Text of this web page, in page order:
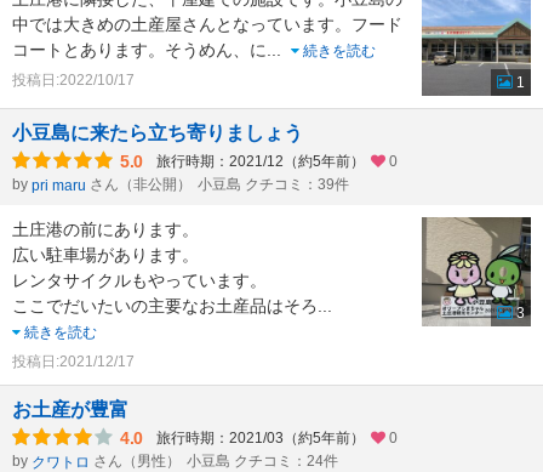
中では大きめの土産屋さんとなっています。フード
コートとあります。そうめん、に
続きを読む
投稿日:2022/10/17
1
小豆島に来たら立ち寄りましょう
5.0 旅行時期：2021/12（約5年前）
0
by pri maru さん（非公開） 小豆島 クチコミ：39件
土庄港の前にあります。
広い駐車場があります。
レンタサイクルもやっています。
ここでだいたいの主要なお土産品はそろ
続きを読む
投稿日:2021/12/17
3
お土産が豊富
4.0 旅行時期：2021/03（約5年前）
0
by クワトロ さん（男性） 小豆島 クチコミ：24件